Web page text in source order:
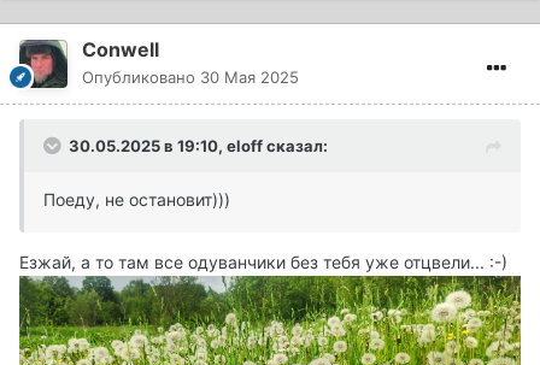
Conwell
Опубликовано 30 Мая 2025
30.05.2025 в 19:10, eloffсказал:
Поеду, не остановит)))
Езжай, а то там все одуванчики без тебя уже отцвели... :-)